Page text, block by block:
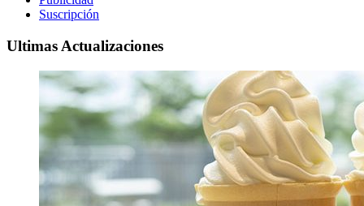
Suscripción
Ultimas Actualizaciones